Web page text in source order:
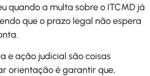
quando a multa sobre o ITCMD já
que o prazo legal não espera
e ação judicial são coisas
orientação é garantir que,